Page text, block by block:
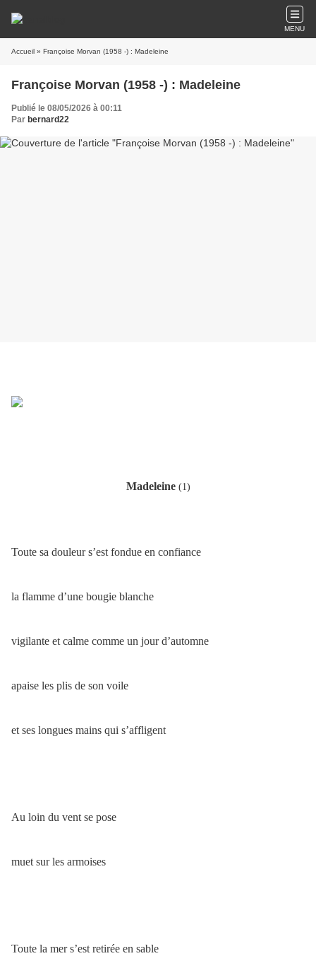
MENU
Accueil » Françoise Morvan (1958 -) : Madeleine
Françoise Morvan (1958 -) : Madeleine
Publié le 08/05/2026 à 00:11
Par bernard22
Madeleine (1)
Toute sa douleur s’est fondue en confiance
la flamme d’une bougie blanche
vigilante et calme comme un jour d’automne
apaise les plis de son voile
et ses longues mains qui s’affligent
Au loin du vent se pose
muet sur les armoises
Toute la mer s’est retirée en sable